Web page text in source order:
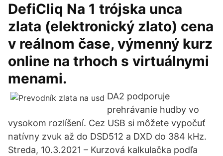
DefiCliq Na 1 trójska unca
zlata (elektronický zlato) cena
v reálnom čase, výmenný kurz
online na trhoch s virtuálnymi
menami.
DA2 podporuje
prehrávanie hudby vo
vysokom rozlíšení. Cez USB si môžete vypočuť
natívny zvuk až do DSD512 a DXD do 384 kHz.
Streda, 10.3.2021 – Kurzová kalkulačka podľa